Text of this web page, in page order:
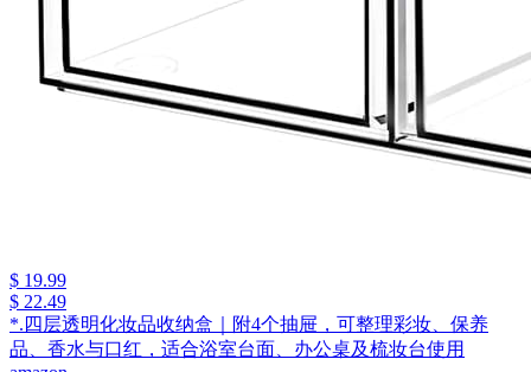
$ 19.99
$ 22.49
*.四层透明化妆品收纳盒｜附4个抽屉，可整理彩妆、保养
品、香水与口红，适合浴室台面、办公桌及梳妆台使用